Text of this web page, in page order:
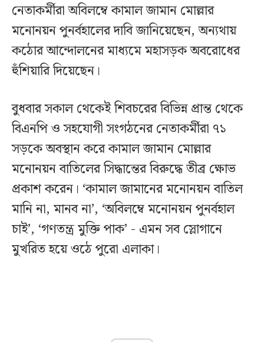
নেতাকর্মীরা অবিলম্বে কামাল জামান মোল্লার
মনোনয়ন পুনর্বহালের দাবি জানিয়েছেন, অন্যথায়
কঠোর আন্দোলনের মাধ্যমে মহাসড়ক অবরোধের
হুঁশিয়ারি দিয়েছেন।
বুধবার সকাল থেকেই শিবচরের বিভিন্ন প্রান্ত থেকে
বিএনপি ও সহযোগী সংগঠনের নেতাকর্মীরা ৭১
সড়কে অবস্থান করে কামাল জামান মোল্লার
মনোনয়ন বাতিলের সিদ্ধান্তের বিরুদ্ধে তীব্র ক্ষোভ
প্রকাশ করেন। ‘কামাল জামানের মনোনয়ন বাতিল
মানি না, মানব না’, ‘অবিলম্বে মনোনয়ন পুনর্বহাল
চাই’, ‘গণতন্ত্র মুক্তি পাক’ - এমন সব স্লোগানে
মুখরিত হয়ে ওঠে পুরো এলাকা।